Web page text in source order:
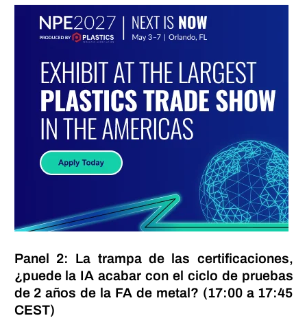
Panel 2: La trampa de las certificaciones,
¿puede la IA acabar con el ciclo de pruebas
de 2 años de la FA de metal? (17:00 a 17:45
CEST)